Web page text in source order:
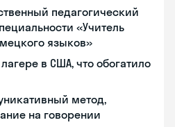
педагогический
«Учитель
языков»
в США, что обогатило
метод,
на говорении